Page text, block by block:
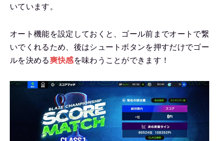
いています。
オート機能を設定しておくと、ゴール前までオートで繋
いでくれるため、後はシュートボタンを押すだけでゴー
ルを決める爽快感を味わうことができます！